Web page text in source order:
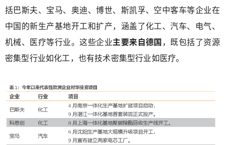
括巴斯夫、宝马、奥迪、博世、斯凯孚、空中客车等企业在
中国的新生产基地开工和扩产，涵盖了化工、汽车、电气、
机械、医疗等行业。这些企业主要来自德国，既包括了资源
密集型行业如化工，也有技术密集型行业如医疗。